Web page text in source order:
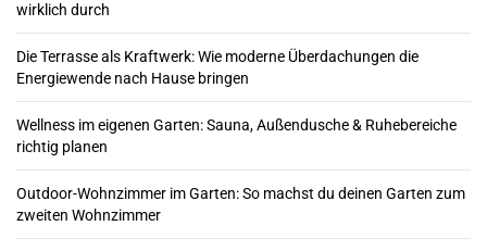
wirklich durch
Die Terrasse als Kraftwerk: Wie moderne Überdachungen die
Energiewende nach Hause bringen
Wellness im eigenen Garten: Sauna, Außendusche & Ruhebereiche
richtig planen
Outdoor-Wohnzimmer im Garten: So machst du deinen Garten zum
zweiten Wohnzimmer